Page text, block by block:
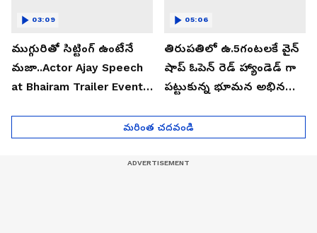
ముగ్గురితో సిట్టింగ్ ఉంటేనే
మజా..Actor Ajay Speech
at Bhairam Trailer Event |
03:09
తిరుపతిలో ఉ.5గంటలకే వైన్
షాప్ ఓపెన్ రెడ్ హ్యాండెడ్ గా
పట్టుకున్న భూమన అభినయ్|
05:06
మరింత చదవండి